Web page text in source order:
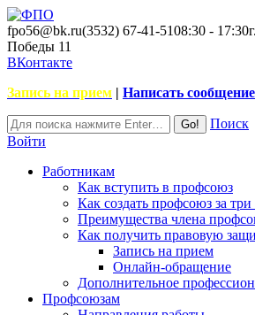
fpo56@bk.ru(3532) 67-41-5108:30 - 17:30
Победы 11
ВКонтакте
Запись на прием | Написать сообщение
Поиск
Войти
Работникам
Как вступить в профсоюз
Как создать профсоюз за три
Преимущества члена
Как получить правовую
Запись на прием
Онлайн-обращение
Дополнительное
Профсоюзам